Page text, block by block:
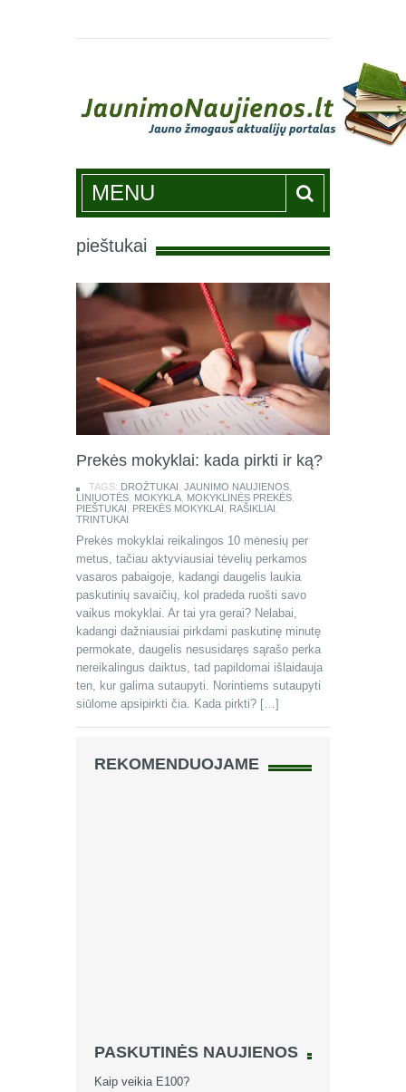
Jaunimonaujienos.lt
MENU
pieštukai
Prekės mokyklai: kada pirkti ir ką?
TAGS: DROŽTUKAI JAUNIMO NAUJIENOS
LINIUOTĖS MOKYKLA MOKYKLINĖS PREKĖS
PIEŠTUKAI
PREKĖS MOKYKLAI RAŠIKLIAI
TRINTUKAI
Prekės mokyklai reikalingos 10 mėnesių per
metus, tačiau aktyviausiai tėvelių perkamos
vasaros pabaigoje, kadangi daugelis laukia
paskutinių savaičių, kol pradeda ruošti savo
vaikus mokyklai. Ar tai yra gerai? Nelabai,
kadangi dažniausiai pirkdami paskutinę minutę
permokate, daugelis nesusidaręs sąrašo perka
nereikalingus daiktus, tad papildomai išlaidauja
ten, kur galima sutaupyti. Norintiems sutaupyti
siūlome apsipirkti čia. Kada pirkti? […]
REKOMENDUOJAME
PASKUTINĖS NAUJIENOS
Kaip veikia E100?